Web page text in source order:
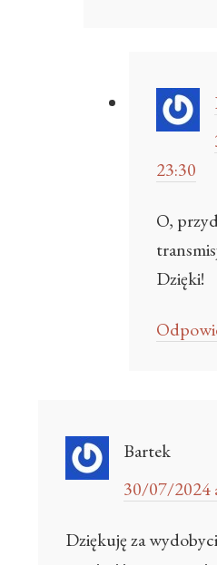
23:30
O,
Dzięki!
Bartek
30/07/2024
Dziękuję za